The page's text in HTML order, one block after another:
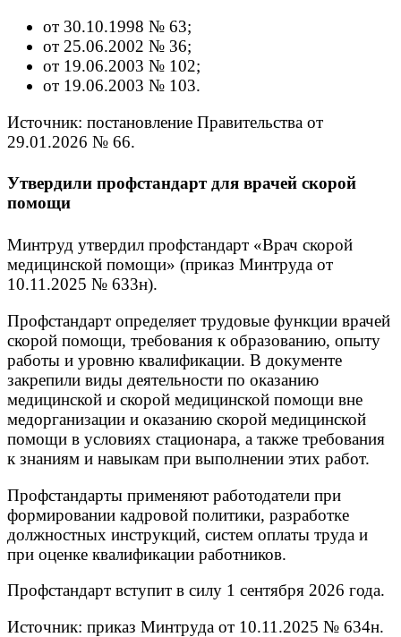
от 30.10.1998 № 63;
от 25.06.2002 № 36;
от 19.06.2003 № 102;
от 19.06.2003 № 103.
Источник: постановление Правительства от
29.01.2026 № 66.
Утвердили профстандарт для врачей скорой
помощи
Минтруд утвердил профстандарт «Врач скорой
медицинской помощи» (приказ Минтруда от
10.11.2025 № 633н).
Профстандарт определяет трудовые функции врачей
скорой помощи, требования к образованию, опыту
работы и уровню квалификации. В документе
закрепили виды деятельности по оказанию
медицинской и скорой медицинской помощи вне
медорганизации и оказанию скорой медицинской
помощи в условиях стационара, а также требования
к знаниям и навыкам при выполнении этих работ.
Профстандарты применяют работодатели при
формировании кадровой политики, разработке
должностных инструкций, систем оплаты труда и
при оценке квалификации работников.
Профстандарт вступит в силу 1 сентября 2026 года.
Источник: приказ Минтруда от 10.11.2025 № 634н.